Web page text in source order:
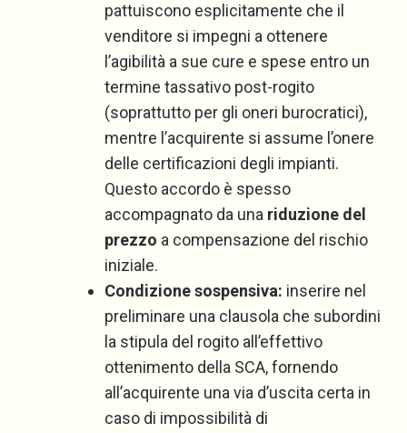
pattuiscono esplicitamente che il
venditore si impegni a ottenere
l’agibilità a sue cure e spese entro un
termine tassativo post-rogito
(soprattutto per gli oneri burocratici),
mentre l’acquirente si assume l’onere
delle certificazioni degli impianti.
Questo accordo è spesso
accompagnato da una riduzione del
prezzo a compensazione del rischio
iniziale.
Condizione sospensiva: inserire nel
preliminare una clausola che subordini
la stipula del rogito all’effettivo
ottenimento della SCA, fornendo
all’acquirente una via d’uscita certa in
caso di impossibilità di